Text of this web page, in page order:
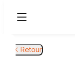
Retour